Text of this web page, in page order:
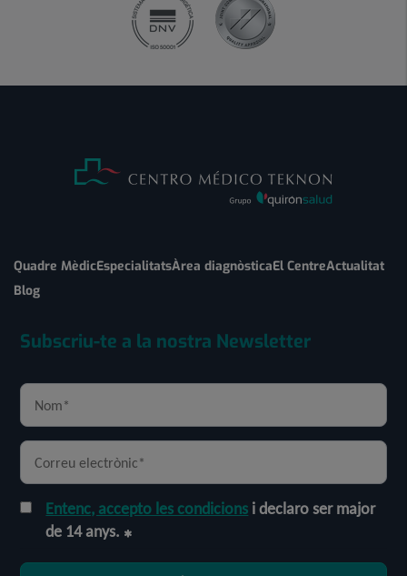
Quadre MèdicEspecialitatsÀrea diagnòsticaEl CentreActualitat
Blog
Subscriu-te a la nostra Newsletter
Entenc, accepto les condicions i declaro ser major
de 14 anys.